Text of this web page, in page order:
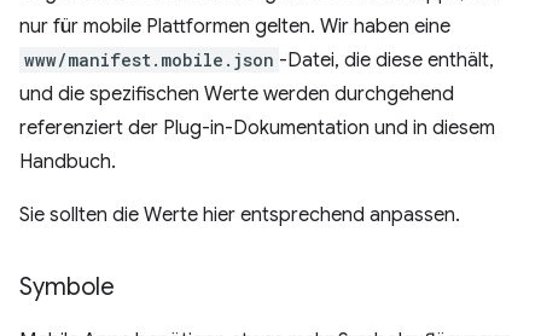
nur für mobile Plattformen gelten. Wir haben eine
www/manifest.mobile.json -Datei, die diese enthält,
und die spezifischen Werte werden durchgehend
referenziert der Plug-in-Dokumentation und in diesem
Handbuch.
Sie sollten die Werte hier entsprechend anpassen.
Symbole